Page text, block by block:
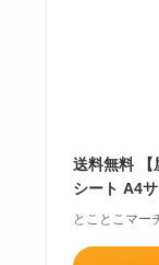
送料無料 【
シート A4
とことこマー